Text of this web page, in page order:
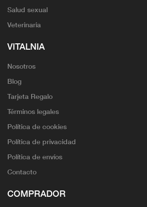
Salud sexual
Veterinaria
VITALNIA
Nosotros
Blog
Tarjeta Regalo
Términos legales
Política de cookies
Política de privacidad
Política de envíos
Contacto
COMPRADOR